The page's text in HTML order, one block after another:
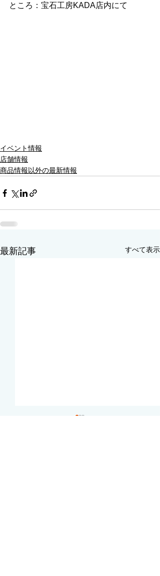
ところ：宝石工房KADA店内にて
イベント情報
店舗情報
商品情報以外の最新情報
最新記事 すべて表示